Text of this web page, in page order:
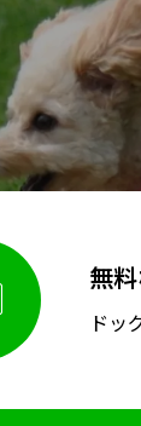
無
ドッ